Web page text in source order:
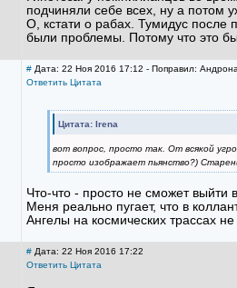
подчиняли себе всех, ну а потом
О, кстати о рабах. Тумидус после
были проблемы. Потому что это
# Дата: 22 Ноя 2016 17:12 - Поправил: Андрона
Ответить Цитата
Цитата: Irena
вот вопрос, просто так. От всякой
просто изображает пьянство?)
Что-что - просто не сможет выйти
Меня реально пугает, что в
Ангелы на космических трассах
# Дата: 22 Ноя 2016 17:22
Ответить Цитата